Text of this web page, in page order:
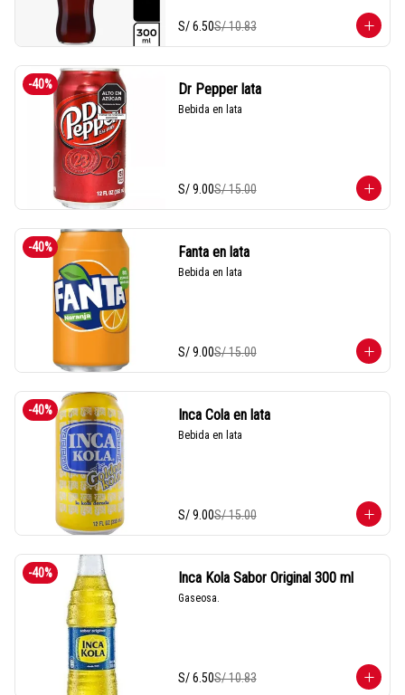
S/ 6.50S/ 10.83
-40% Dr Pepper lata
Bebida en lata
S/ 9.00S/ 15.00
-40% Fanta en lata
Bebida en lata
S/ 9.00S/ 15.00
-40% Inca Cola en lata
Bebida en lata
S/ 9.00S/ 15.00
-40% Inca Kola Sabor Original 300 ml
Gaseosa.
S/ 6.50S/ 10.83